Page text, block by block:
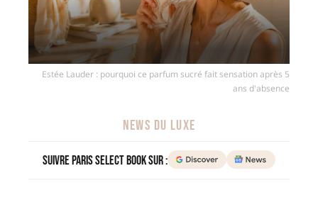
Estée Lauder : pourquoi ce parfum sucré fait sensation après 5
ans d'absence
NEWS DU LUXE
Suivre Paris Select Book sur :